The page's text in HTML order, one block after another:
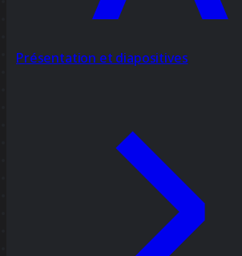
Présentation et diapositives